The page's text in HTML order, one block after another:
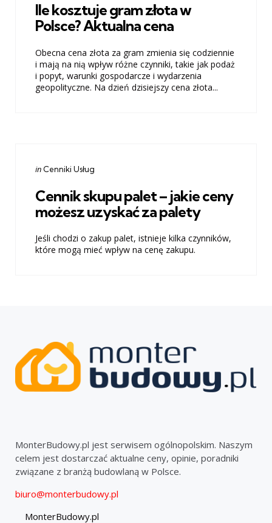
Ile kosztuje gram złota w
Polsce? Aktualna cena
Obecna cena złota za gram zmienia się codziennie
i mają na nią wpływ różne czynniki, takie jak podaż
i popyt, warunki gospodarcze i wydarzenia
geopolityczne. Na dzień dzisiejszy cena złota...
Categories
Posted
in Cenniki Usług
Cennik skupu palet – jakie ceny
możesz uzyskać za palety
Jeśli chodzi o zakup palet, istnieje kilka czynników,
które mogą mieć wpływ na cenę zakupu.
MonterBudowy.pl jest serwisem ogólnopolskim. Naszym
celem jest dostarczać aktualne ceny, opinie, poradniki
związane z branżą budowlaną w Polsce.
biuro@monterbudowy.pl
MonterBudowy.pl